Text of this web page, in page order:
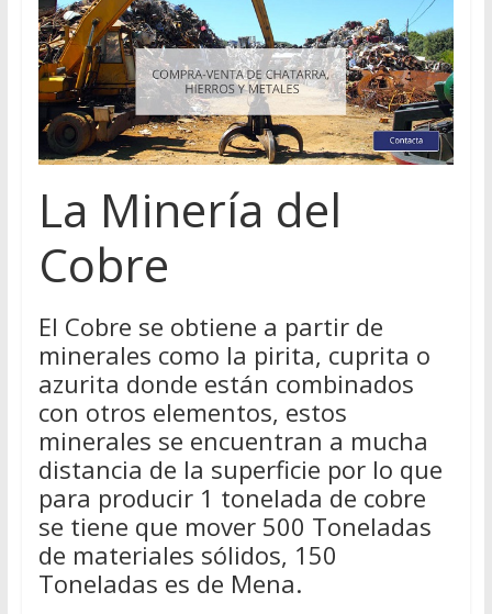
La Minería del
Cobre
El Cobre se obtiene a partir de
minerales como la pirita, cuprita o
azurita donde están combinados
con otros elementos, estos
minerales se encuentran a mucha
distancia de la superficie por lo que
para producir 1 tonelada de cobre
se tiene que mover 500 Toneladas
de materiales sólidos, 150
Toneladas es de Mena.